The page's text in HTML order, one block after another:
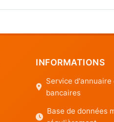
INFORMATIONS
Service d'annuaire
bancaires
Base de données